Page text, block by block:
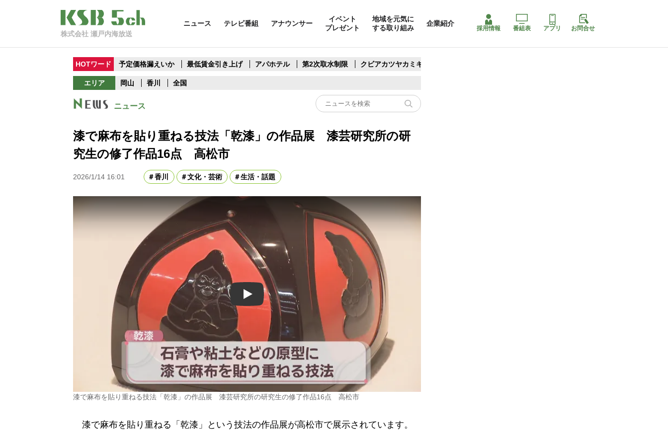
株式会社 瀬戸内海放送
ニュース テレビ番組 アナウンサー
イベント
プレゼント
地域を元気に
する取り組み
企業紹介
採用情報 番組表 アプリ お問合せ
HOTワード 予定価格漏えいか 最低賃金引き上げ アパホテル 第2次取水制限 クビアカツヤカミキリ
エリア 岡山 香川 全国
ニュース
漆で麻布を貼り重ねる技法「乾漆」の作品展 漆芸研究所の研
究生の修了作品16点 高松市
2026/1/14 16:01 香川 文化・芸術 生活・話題
Play
漆で麻布を貼り重ねる技法「乾漆」の作品展 漆芸研究所の研究生の修了作品16点 高松市
漆で麻布を貼り重ねる「乾漆」という技法の作品展が高松市で展示されています。